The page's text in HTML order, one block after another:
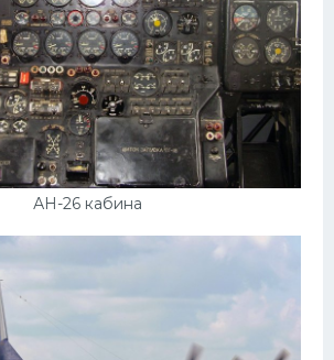
АН-26 кабина